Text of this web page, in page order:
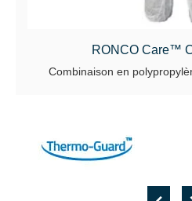
RONCO Care™
Combinaison en